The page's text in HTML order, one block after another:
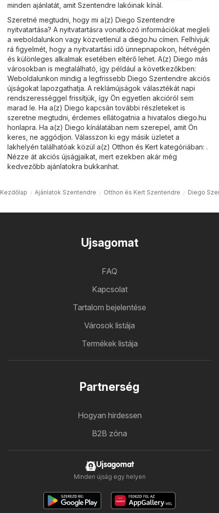
minden ajánlatát, amit Szentendre lakóinak kínál.
Szeretné megtudni, hogy mi a(z) Diego Szentendre
nyitvatartása? A nyitvatartásra vonatkozó információkat megleli
a weboldalunkon vagy közvetlenül a diego.hu címen. Felhívjuk
rá figyelmét, hogy a nyitvatartási idő ünnepnapokon, hétvégén
és különleges alkalmak esetében eltérő lehet. A(z) Diego más
városokban is megtalálható, így például a következőkben:
Weboldalunkon mindig a legfrissebb Diego Szentendre akciós
újságokat lapozgathatja. A reklámújságok választékát napi
rendszerességgel frissítjük, így Ön egyetlen akcióról sem
marad le. Ha a(z) Diego kapcsán további részleteket is
szeretne megtudni, érdemes ellátogatnia a hivatalos diego.hu
honlapra. Ha a(z) Diego kínálatában nem szerepel, amit Ön
keres, ne aggódjon. Válasszon ki egy másik üzletet a
lakhelyén találhatóak közül a(z) Otthon és Kert kategóriában: .
Nézze át akciós újságjaikat, mert ezekben akár még
kedvezőbb ajánlatokra bukkanhat.
Kezdőlap Ajánlatok Szentendre Otthon és Kert Szentendre Diego
Ujsagomat
FAQ
Kapcsolat
Tartalom bejelentése
Városok listája
Termékek listája
Partnerség
Hogyan hirdessen
B2B zóna
Ujsagomat
Minden újság egy helyen